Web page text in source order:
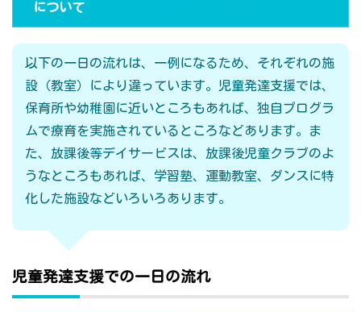
について
以下の一日の流れは、一例になるため、それぞれの施
設（教室）により違っています。児童発達支援では、
保育所や幼稚園に近いところもあれば、独自プログラ
ムで療育を実施されているところなどあります。ま
た、放課後等デイサービスは、放課後児童クラブのよ
うなところもあれば、学習塾、運動教室、ダンスに特
化した施設などいろいろあります。
児童発達支援での一日の流れ